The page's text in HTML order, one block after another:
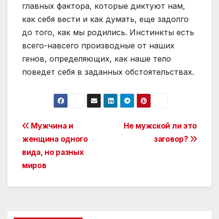
главных фактора, которые диктуют нам,
как себя вести и как думать, еще задолго
до того, как мы родились. Инстинкты есть
всего-навсего производные от наших
генов, определяющих, как наше тело
поведет себя в заданных обстоятельствах.
Post
navigation
Не мужской ли это
заговор?
Мужчина и
женщина одного
вида, но разных
миров